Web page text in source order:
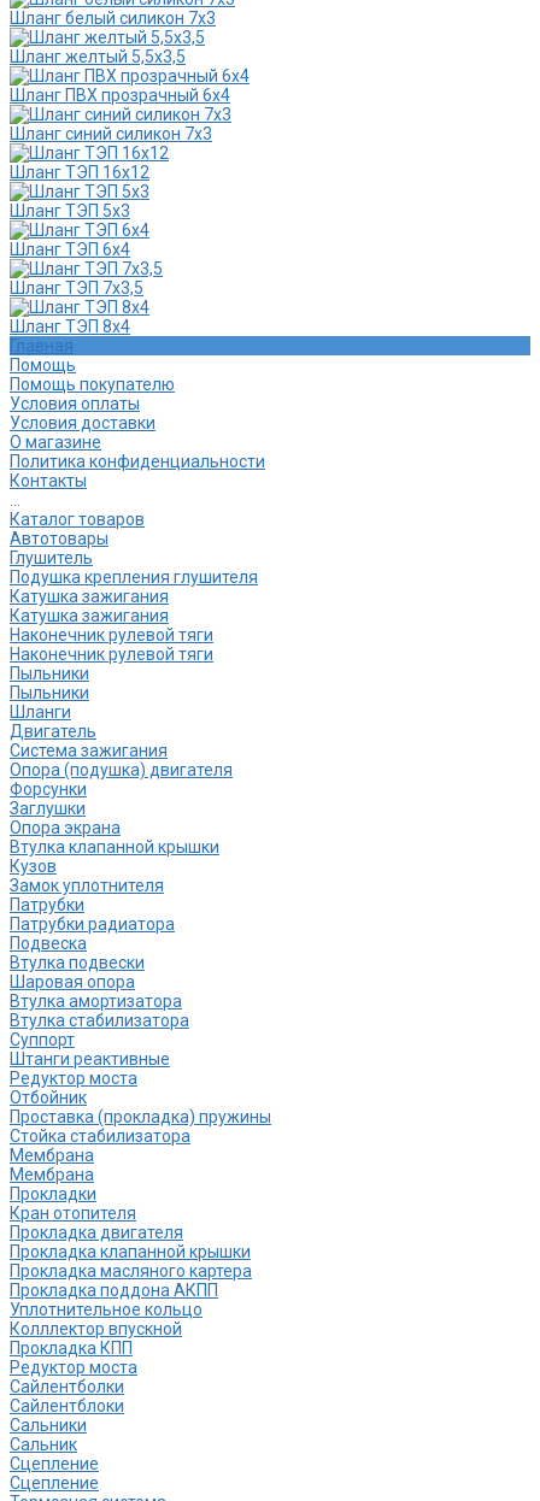
Шланг белый силикон 7х3
Шланг желтый 5,5х3,5
Шланг ПВХ прозрачный 6х4
Шланг синий силикон 7х3
Шланг ТЭП 16х12
Шланг ТЭП 5х3
Шланг ТЭП 6х4
Шланг ТЭП 7х3,5
Шланг ТЭП 8х4
Главная
Помощь
Помощь покупателю
Условия оплаты
Условия доставки
О магазине
Политика конфиденциальности
Контакты
...
Каталог товаров
Автотовары
Глушитель
Подушка крепления глушителя
Катушка зажигания
Катушка зажигания
Наконечник рулевой тяги
Наконечник рулевой тяги
Пыльники
Пыльники
Шланги
Двигатель
Система зажигания
Опора (подушка) двигателя
Форсунки
Заглушки
Опора экрана
Втулка клапанной крышки
Кузов
Замок уплотнителя
Патрубки
Патрубки радиатора
Подвеска
Втулка подвески
Шаровая опора
Втулка амортизатора
Втулка стабилизатора
Cуппорт
Штанги реактивные
Редуктор моста
Отбойник
Проставка (прокладка) пружины
Стойка стабилизатора
Мембрана
Мембрана
Прокладки
Кран отопителя
Прокладка двигателя
Прокладка клапанной крышки
Прокладка масляного картера
Прокладка поддона АКПП
Уплотнительное кольцо
Колллектор впускной
Прокладка КПП
Редуктор моста
Сайлентболки
Сайлентблоки
Сальники
Сальник
Сцепление
Сцепление